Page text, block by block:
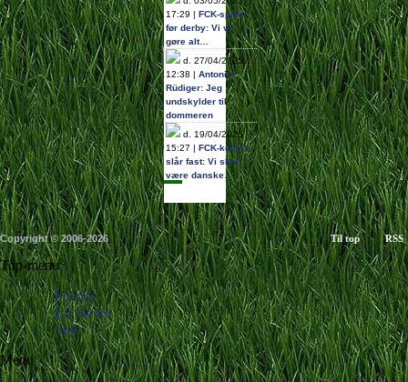
17:29 | FCK-spiller
før derby: Vi vil
gøre alt…
d. 27/04/2025
12:38 | Antonio
Rüdiger: Jeg
undskylder til
dommeren
d. 19/04/2025
15:27 | FCK-komet
slår fast: Vi skal
være danske…
Copyright © 2006-2026 Til top RSS
Top-menu
Forside
Livescore
Søg
Menu